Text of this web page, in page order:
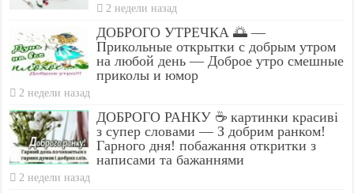
2 недели назад
ДОБРОГО УТРЕЧКА 🌅 —
Прикольные открытки с добрым утром
на любой день — Доброе утро смешные
приколы и юмор
2 недели назад
ДОБРОГО РАНКУ ☕ картинки красиві
з супер словами — З добрим ранком!
Гарного дня! побажання откритки з
написами та бажаннями
2 недели назад